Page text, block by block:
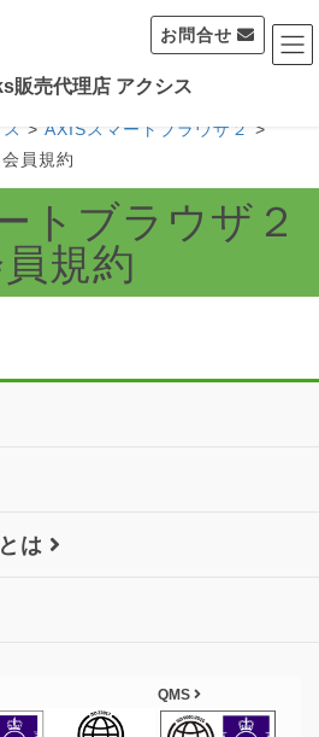
お問合せ
販売代理店 アクシス
> AXISスマートブラウザ２ >
員規約
トブラウザ２
規約
は
QMS